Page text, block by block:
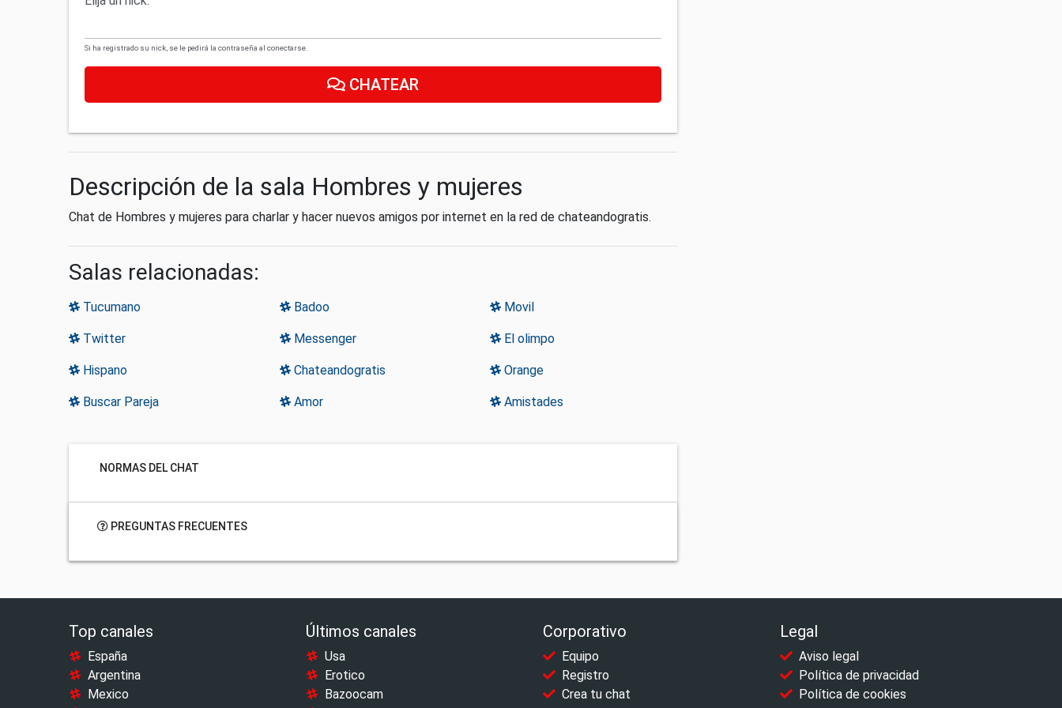
Si ha registrado su nick, se le pedirá la contraseña al conectarse.
CHATEAR
Descripción de la sala Hombres y mujeres
Chat de Hombres y mujeres para charlar y hacer nuevos amigos por internet en la red de chateandogratis.
Salas relacionadas:
Tucumano Badoo Movil
Twitter Messenger El olimpo
Hispano Chateandogratis Orange
Buscar Pareja Amor Amistades
NORMAS DEL CHAT
PREGUNTAS FRECUENTES
Top canales
España
Argentina
Mexico
Últimos canales
Usa
Erotico
Bazoocam
Corporativo
Equipo
Registro
Crea tu chat
Legal
Aviso legal
Política de privacidad
Política de cookies